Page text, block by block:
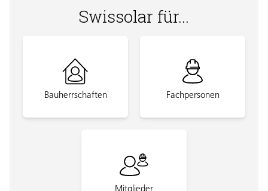
Swissolar für...
Bauherrschaften Fachpersonen